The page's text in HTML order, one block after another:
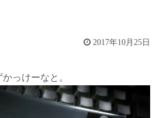
2017年10月25日
っけーなと。